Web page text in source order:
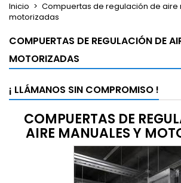
Inicio
Compuertas de regulación de aire
motorizadas
COMPUERTAS DE REGULACIÓN DE
MOTORIZADAS
¡ LLÁMANOS SIN COMPROMISO !
COMPUERTAS DE
AIRE MANUALES Y